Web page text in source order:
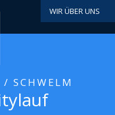
WIR ÜBER UNS
SCHWELM